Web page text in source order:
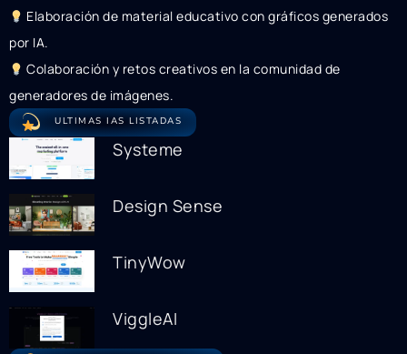
Elaboración de material educativo con gráficos generados
por IA.
Colaboración y retos creativos en la comunidad de
generadores de imágenes.
ULTIMAS IAS LISTADAS
Systeme
Design Sense
TinyWow
ViggleAI